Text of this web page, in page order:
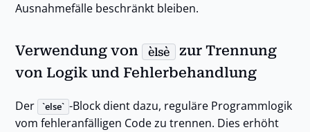
Ausnahmefälle beschränkt bleiben.
Verwendung von else zur Trennung
von Logik und Fehlerbehandlung
Der else
-Block dient dazu, reguläre Programmlogik
vom fehleranfälligen Code zu trennen. Dies erhöht